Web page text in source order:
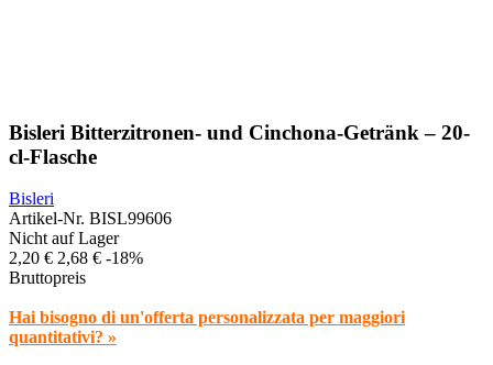
Bisleri Bitterzitronen- und Cinchona-Getränk – 20-
cl-Flasche
Bisleri
Artikel-Nr. BISL99606
Nicht auf Lager
2,20 € 2,68 € -18%
Bruttopreis
Hai bisogno di un'offerta personalizzata per maggiori
quantitativi? »